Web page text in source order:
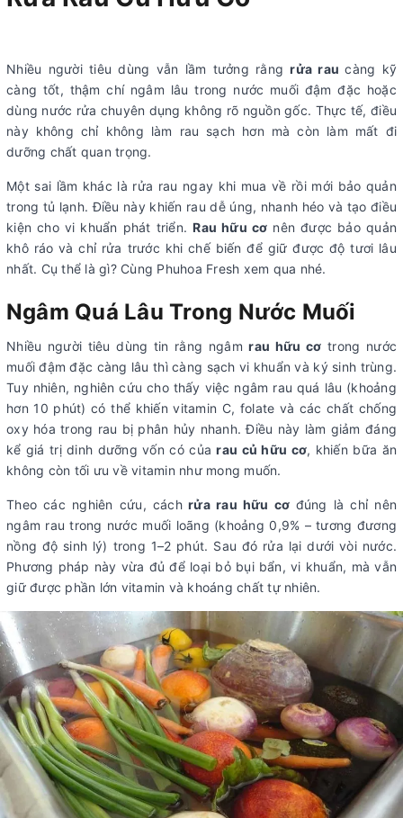
Nhiều người tiêu dùng vẫn lầm tưởng rằngrửa raucàng kỹ
càng tốt, thậm chí ngâm lâu trong nước muối đậm đặc hoặc
dùng nước rửa chuyên dụng không rõ nguồn gốc. Thực tế, điều
này không chỉ không làm rau sạch hơn mà còn làm mất đi
dưỡng chất quan trọng.
Một sai lầm khác là rửa rau ngay khi mua về rồi mới bảo quản
trong tủ lạnh. Điều này khiến rau dễ úng, nhanh héo và tạo điều
kiện cho vi khuẩn phát triển.Rau hữu cơ nên được bảo quản
khô ráo và chỉ rửa trước khi chế biến để giữ được độ tươi lâu
nhất. Cụ thể là gì? Cùng Phuhoa Fresh xem qua nhé.
Ngâm Quá Lâu Trong Nước Muối
Nhiều người tiêu dùng tin rằng ngâmrau hữu cơ trong nước
muối đậm đặc càng lâu thì càng sạch vi khuẩn và ký sinh trùng.
Tuy nhiên, nghiên cứu cho thấy việc ngâm rau quá lâu (khoảng
hơn 10 phút) có thể khiến vitamin C, folate và các chất chống
oxy hóa trong rau bị phân hủy nhanh. Điều này làm giảm đáng
kể giá trị dinh dưỡng vốn có củarau củ hữu cơ, khiến bữa ăn
không còn tối ưu về vitamin như mong muốn.
Theo các nghiên cứu, cáchrửa rau hữu cơ đúng là chỉ nên
ngâm rau trong nước muối loãng (khoảng 0,9% – tương đương
nồng độ sinh lý) trong 1–2 phút. Sau đó rửa lại dưới vòi nước.
Phương pháp này vừa đủ để loại bỏ bụi bẩn, vi khuẩn, mà vẫn
giữ được phần lớn vitamin và khoáng chất tự nhiên.